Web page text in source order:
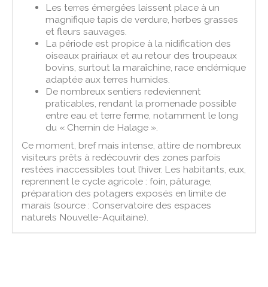
Les terres émergées laissent place à un
magnifique tapis de verdure, herbes grasses
et fleurs sauvages.
La période est propice à la nidification des
oiseaux prairiaux et au retour des troupeaux
bovins, surtout la maraîchine, race endémique
adaptée aux terres humides.
De nombreux sentiers redeviennent
praticables, rendant la promenade possible
entre eau et terre ferme, notamment le long
du « Chemin de Halage ».
Ce moment, bref mais intense, attire de nombreux
visiteurs prêts à redécouvrir des zones parfois
restées inaccessibles tout l’hiver. Les habitants, eux,
reprennent le cycle agricole : foin, pâturage,
préparation des potagers exposés en limite de
marais (source : Conservatoire des espaces
naturels Nouvelle-Aquitaine).